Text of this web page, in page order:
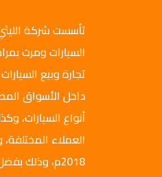
السيارات ومرت
تجارة وبيع
داخل الأسواق
أنواع السيارات،
العملاء
2018م، وذلك